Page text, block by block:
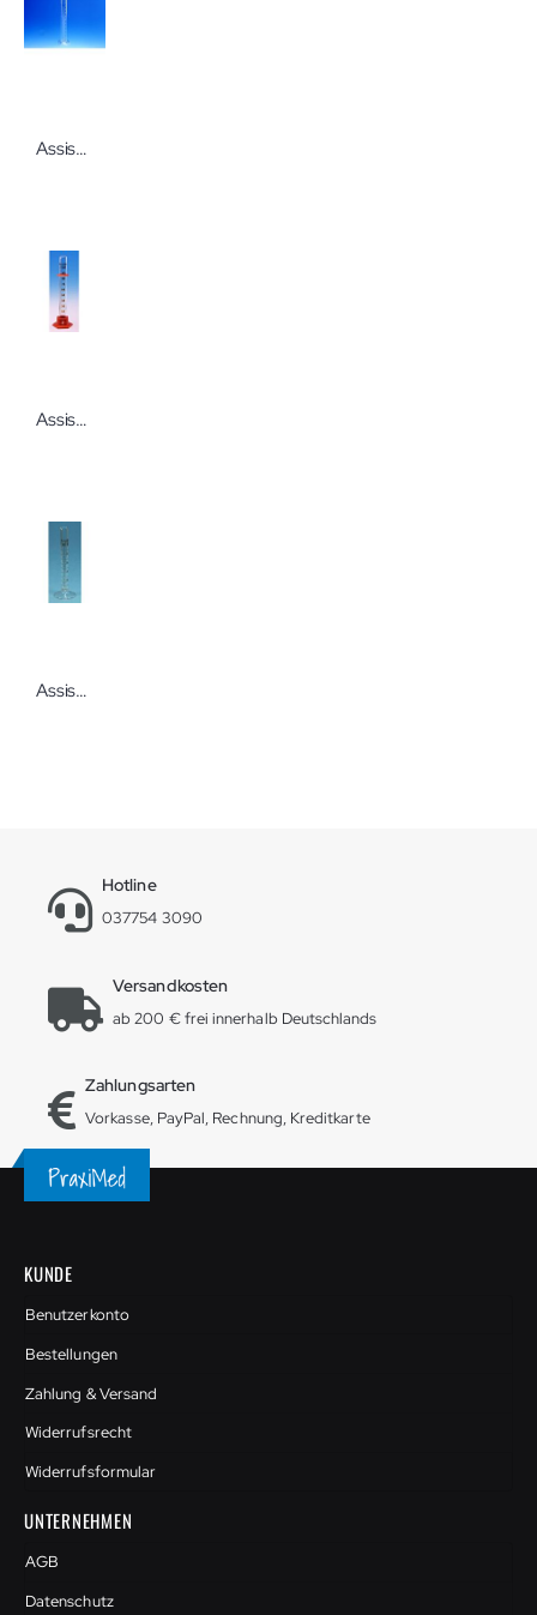
Assistent Messzylinder PMP graduiert hohe Form Sechskantfuß glasklar Messzylinder von Karl Hecht in verschiedenen Ausführungen
Assistent Messzylinder AR-/Soda Glas hohe Form Plastiksechskantfuß säurebeständiger Messzylinder von Karl Hecht in verschiedenen Ausführungen
Assistent Messzylinder AR-/Soda-Glas graduiert Rundfuß Messzylinder von Karl Hecht in verschiedenen Formen
Hotline
037754 3090
Versandkosten
ab 200 € frei innerhalb Deutschlands
Zahlungsarten
Vorkasse, PayPal, Rechnung, Kreditkarte
KUNDE
Benutzerkonto
Bestellungen
Zahlung & Versand
Widerrufsrecht
Widerrufsformular
UNTERNEHMEN
AGB
Datenschutz